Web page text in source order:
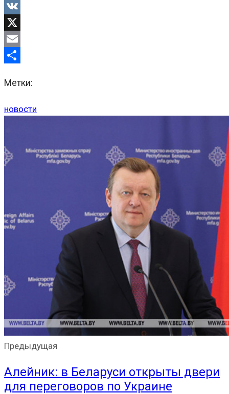
Odnoklassniki
VK
X
Email
Метки:
новости
Предыдущая
Алейник: в Беларуси открыты двери
для переговоров по Украине